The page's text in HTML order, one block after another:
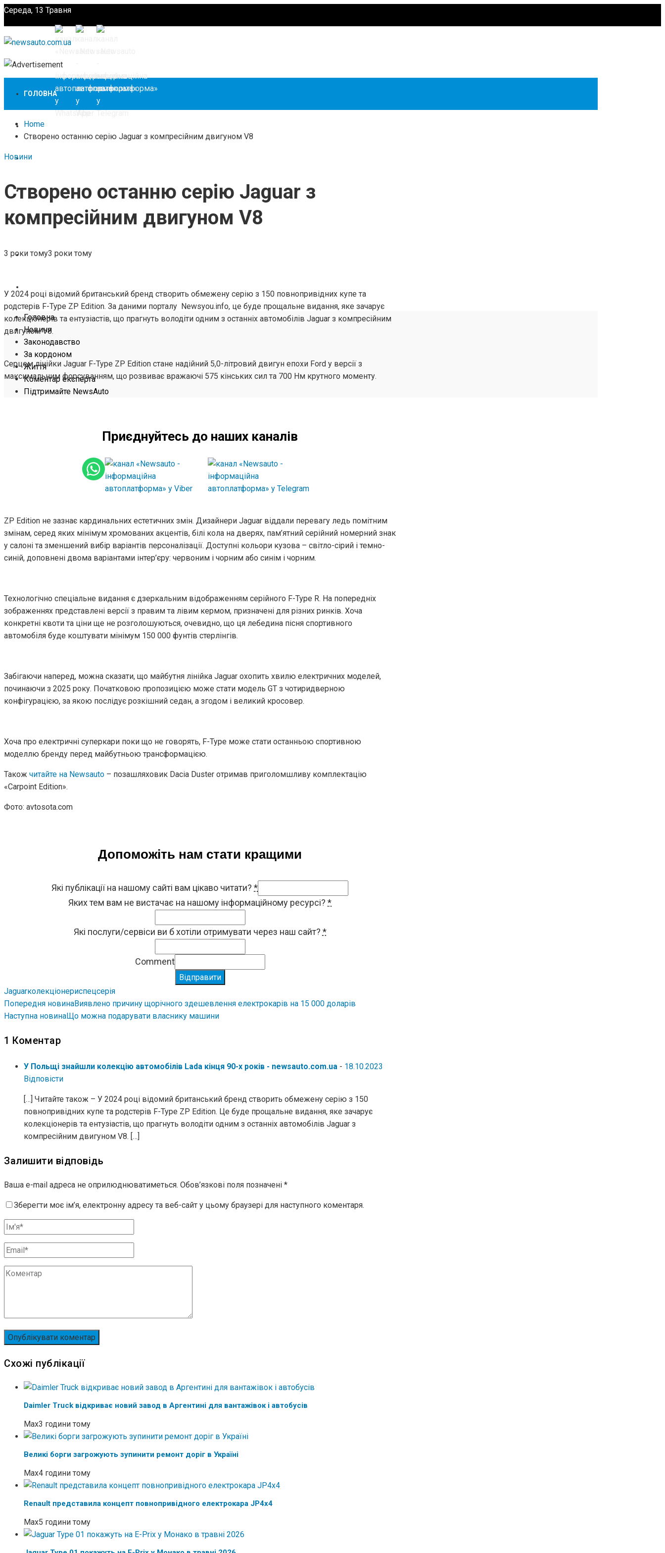
Середа, 13 Травня
ГОЛОВНА
НОВИНИ
ЗАКОНОДАВСТВО
ЗА КОРДОНОМ
ЖИТТЯ
КОМЕНТАР ЕКСПЕРТА
Головна
Новини
Законодавство
За кордоном
Життя
Коментар експерта
Підтримайте NewsAuto
Home
Створено останню серію Jaguar з компресійним двигуном V8
Новини
Створено останню серію Jaguar з
компресійним двигуном V8
3 роки тому3 роки тому
У 2024 році відомий британський бренд створить обмежену серію з 150 повнопривідних купе та
родстерів F-Type ZP Edition. За даними порталу Newsyou.info, це буде прощальне видання, яке зачарує
колекціонерів та ентузіастів, що прагнуть володіти одним з останніх автомобілів Jaguar з компресійним
двигуном V8.
Серцем лінійки Jaguar F-Type ZP Edition стане надійний 5,0-літровий двигун епохи Ford у версії з
максимальним форсуванням, що розвиває вражаючі 575 кінських сил та 700 Нм крутного моменту.
Приєднуйтесь до наших каналів
ZP Edition не зазнає кардинальних естетичних змін. Дизайнери Jaguar віддали перевагу ледь помітним
змінам, серед яких мінімум хромованих акцентів, білі кола на дверях, пам’ятний серійний номерний знак
у салоні та зменшений вибір варіантів персоналізації. Доступні кольори кузова – світло-сірий і темно-
синій, доповнені двома варіантами інтер’єру: червоним і чорним або синім і чорним.
Технологічно спеціальне видання є дзеркальним відображенням серійного F-Type R. На попередніх
зображеннях представлені версії з правим та лівим кермом, призначені для різних ринків. Хоча
конкретні квоти та ціни ще не розголошуються, очевидно, що ця лебедина пісня спортивного
автомобіля буде коштувати мінімум 150 000 фунтів стерлінгів.
Забігаючи наперед, можна сказати, що майбутня лінійка Jaguar охопить хвилю електричних моделей,
починаючи з 2025 року. Початковою пропозицією може стати модель GT з чотиридверною
конфігурацією, за якою послідує розкішний седан, а згодом і великий кросовер.
Хоча про електричні суперкари поки що не говорять, F-Type може стати останньою спортивною
моделлю бренду перед майбутньою трансформацією.
Також читайте на Newsauto – позашляховик Dacia Duster отримав приголомшливу комплектацію
«Carpoint Edition».
Фото: avtosota.com
Допоможіть нам стати кращими
Які публікації на нашому сайті вам цікаво читати? *
Яких тем вам не вистачає на нашому інформаційному ресурсі? *
Які послуги/сервіси ви б хотіли отримувати через наш сайт? *
Comment
Відправити
Jaguarколекціонериспецсерія
Попередня новинаВиявлено причину щорічного здешевлення електрокарів на 15 000 доларів
Наступна новинаЩо можна подарувати власнику машини
1 Коментар
У Польщі знайшли колекцію автомобілів Lada кінця 90-х років - newsauto.com.ua - 18.10.2023
Відповіcти
[…] Читайте також – У 2024 році відомий британський бренд створить обмежену серію з 150
повнопривідних купе та родстерів F-Type ZP Edition. Це буде прощальне видання, яке зачарує
колекціонерів та ентузіастів, що прагнуть володіти одним з останніх автомобілів Jaguar з
компресійним двигуном V8. […]
Залишити відповідь
Ваша e-mail адреса не оприлюднюватиметься. Обов’язкові поля позначені *
Зберегти моє ім’я, електронну адресу та веб-сайт у цьому браузері для наступного коментаря.
Схожі публікації
Daimler Truck відкриває новий завод в Аргентині для вантажівок і автобусів
Max3 години тому
Великі борги загрожують зупинити ремонт доріг в Україні
Max4 години тому
Renault представила концепт повнопривідного електрокара JP4x4
Max5 години тому